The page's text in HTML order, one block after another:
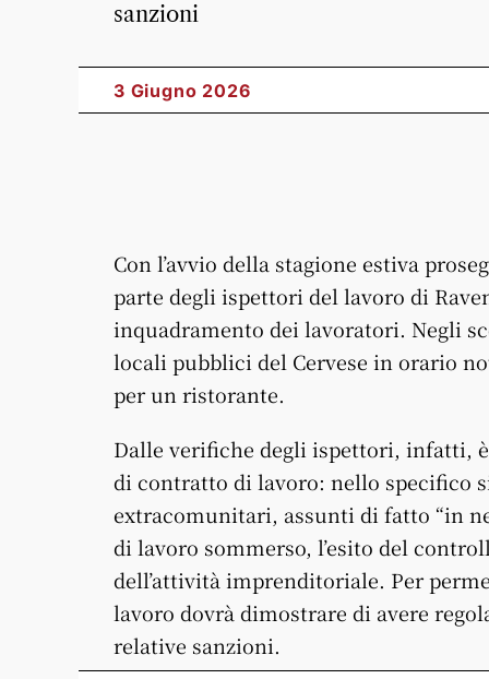
sanzioni
3 Giugno 2026
Con l’avvio della stagione estiva
parte degli ispettori del lavoro di
inquadramento dei lavoratori. Negli
locali pubblici del Cervese in orario
per un ristorante.
Dalle verifiche degli ispettori, infatti,
di contratto di lavoro: nello specifico
extracomunitari, assunti di fatto “in
di lavoro sommerso, l’esito del
dell’attività imprenditoriale. Per
lavoro dovrà dimostrare di avere
relative sanzioni.